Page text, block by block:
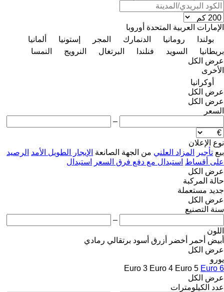
الإمارات العربية المتحدة أوروبا
بولندا
رومانيا الدنمارك المجر إستونيا
ألمانيا
بريطانيا
السويد فنلندا البرتغال النرويج
النمسا
عرض الكل
الأخرى
أوكرانيا
عرض الكل
عرض الكل
السعر
–
نوع الإعلان
بيع تأجير المزاد العلني من الجهة الصانعة الإيجار الطويل الأمد الرصيد
على أقساط استبدال مع دفع فرق السعر
استبدال
عرض الكل
حالة المركبة
جديد مستعملة
عرض الكل
سنة التصنيع
–
اللون
أبيض أحمر أخضر أزرق أسود برتقالي رمادي
عرض الكل
يورو
Euro 3 Euro 4 Euro 5 Euro 6
عرض الكل
عدد الكيلومترات